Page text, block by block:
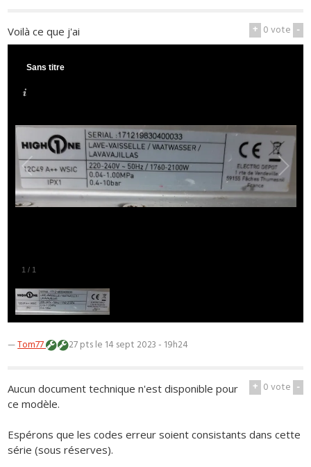
+ 0vote -
Voilà ce que j'ai
1 / 1
Sans titre
—Tom77 27 ptsle 14 sept 2023 - 19h24
+ 0vote -
Aucun document technique n'est disponible pour
ce modèle.
Espérons que les codes erreur soient consistants dans cette
série (sous réserves).